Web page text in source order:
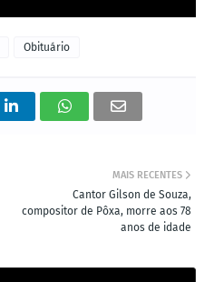
Obituário
MAIS RECENTES
Cantor Gilson de Souza,
compositor de Pôxa, morre aos 78
anos de idade